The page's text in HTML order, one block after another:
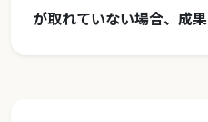
が取れていない場合、成